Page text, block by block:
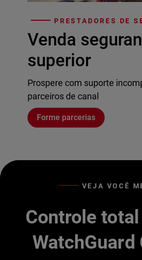
PRESTADORES DE
Venda
superior
Prospere com suporte
parceiros de canal
Forme parcerias
VEJA VOCÊ
Controle
WatchGuard